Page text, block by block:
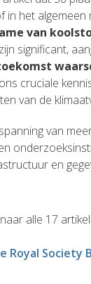
in het
van
significant,
cruciale
van de
van
en
alle 17
Royal Society B